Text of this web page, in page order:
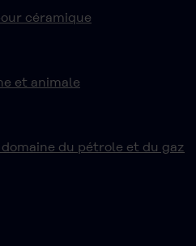
céramique
et animale
du pétrole et du gaz